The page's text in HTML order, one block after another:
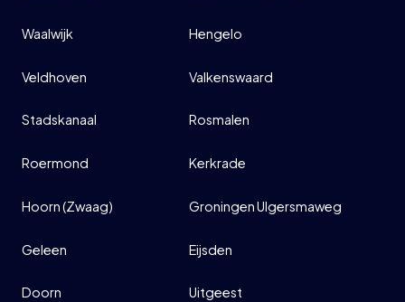
Waalwijk Hengelo
Veldhoven Valkenswaard
Stadskanaal Rosmalen
Roermond Kerkrade
Hoorn (Zwaag) Groningen Ulgersmaweg
Geleen Eijsden
Doorn Uitgeest